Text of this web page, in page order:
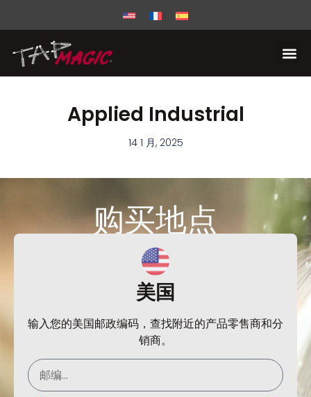
Applied Industrial
14 1 月, 2025
购买地点
美国
输入您的美国邮政编码，查找附近的产品零售商和分
销商。